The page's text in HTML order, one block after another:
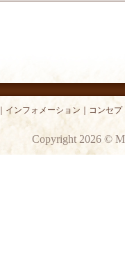
インフォメーション コンセプ
Copyright 2026 ©